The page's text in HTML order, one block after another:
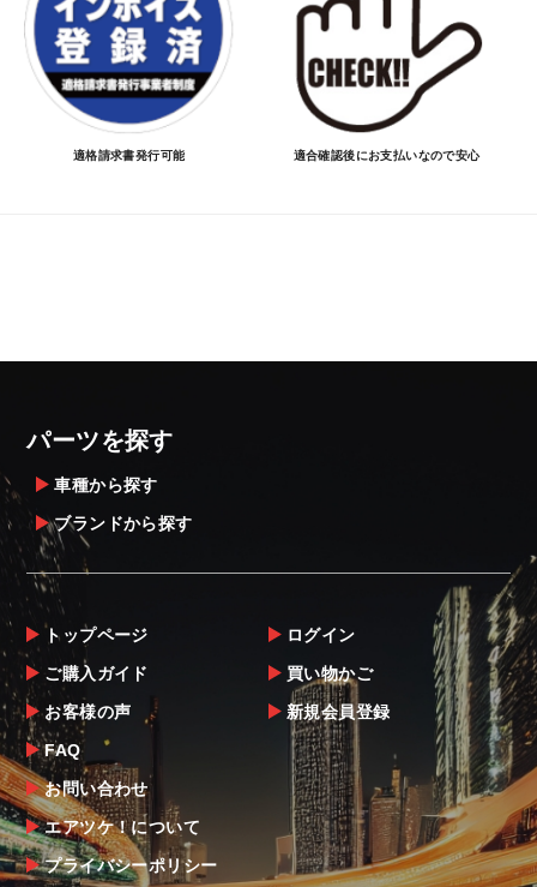
適格請求書発行可能 適合確認後にお支払いなので安心
パーツを探す
車種から探す
ブランドから探す
トップページ
ご購入ガイド
お客様の声
FAQ
お問い合わせ
エアツケ！について
プライバシーポリシー
ログイン
買い物かご
新規会員登録